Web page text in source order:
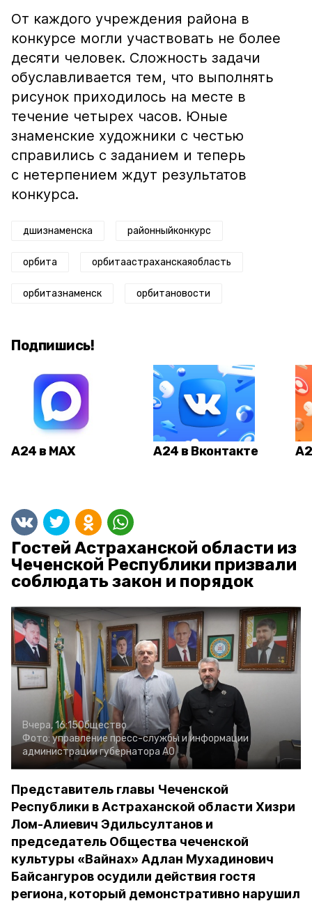
От каждого учреждения района в
конкурсе могли участвовать не более
десяти человек. Сложность задачи
обуславливается тем, что выполнять
рисунок приходилось на месте в
течение четырех часов. Юные
знаменские художники с честью
справились с заданием и теперь
с нетерпением ждут результатов
конкурса.
дшизнаменска районныйконкурс
орбита орбитаастраханскаяобласть
орбитазнаменск орбитановости
Подпишись!
А24 в MAX А24 в Вконтакте
Гостей Астраханской области из
Чеченской Республики призвали
соблюдать закон и порядок
Вчера, 16:15Общество
Фото: управление пресс-службы и информации
администрации губернатора АО
Представитель главы Чеченской
Республики в Астраханской области Хизри
Лом-Алиевич Эдильсултанов и
председатель Общества чеченской
культуры «Вайнах» Адлан Мухадинович
Байсангуров осудили действия гостя
региона, который демонстративно нарушил